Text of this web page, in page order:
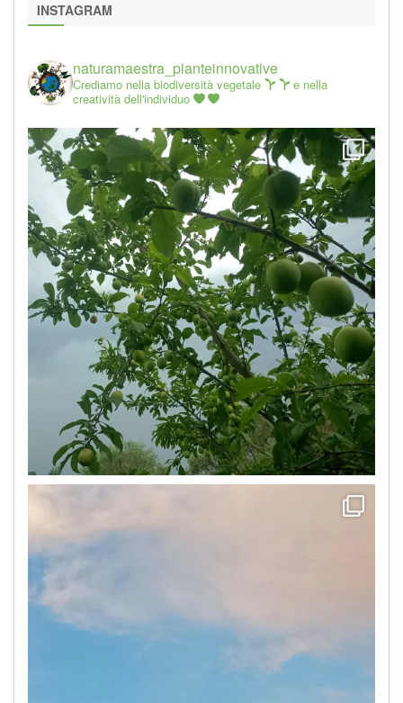
INSTAGRAM
naturamaestra_pianteinnovative
Crediamo nella biodiversità vegetale
e nella
creatività dell'individuo